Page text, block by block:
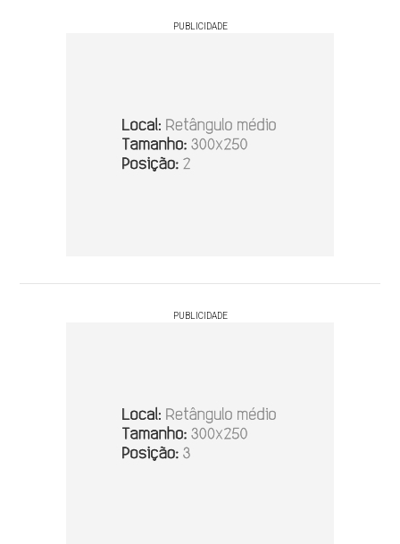
PUBLICIDADE
PUBLICIDADE